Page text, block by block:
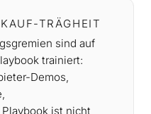
TRÄGHEIT
sind auf
trainiert:
Demos,
ist nicht